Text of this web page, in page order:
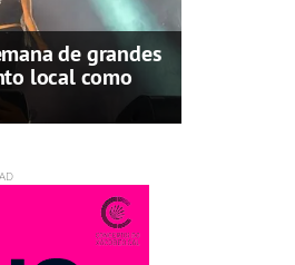
de grandes
local como